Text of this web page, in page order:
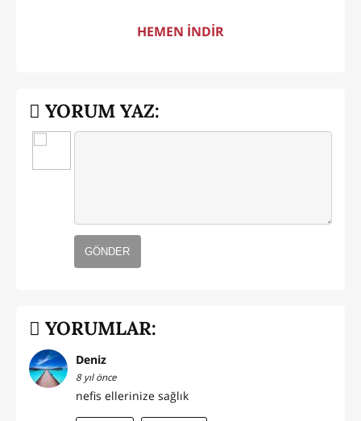
HEMEN İNDİR
YORUM YAZ:
GÖNDER
YORUMLAR:
Deniz
8 yıl önce
nefis ellerinize sağlık